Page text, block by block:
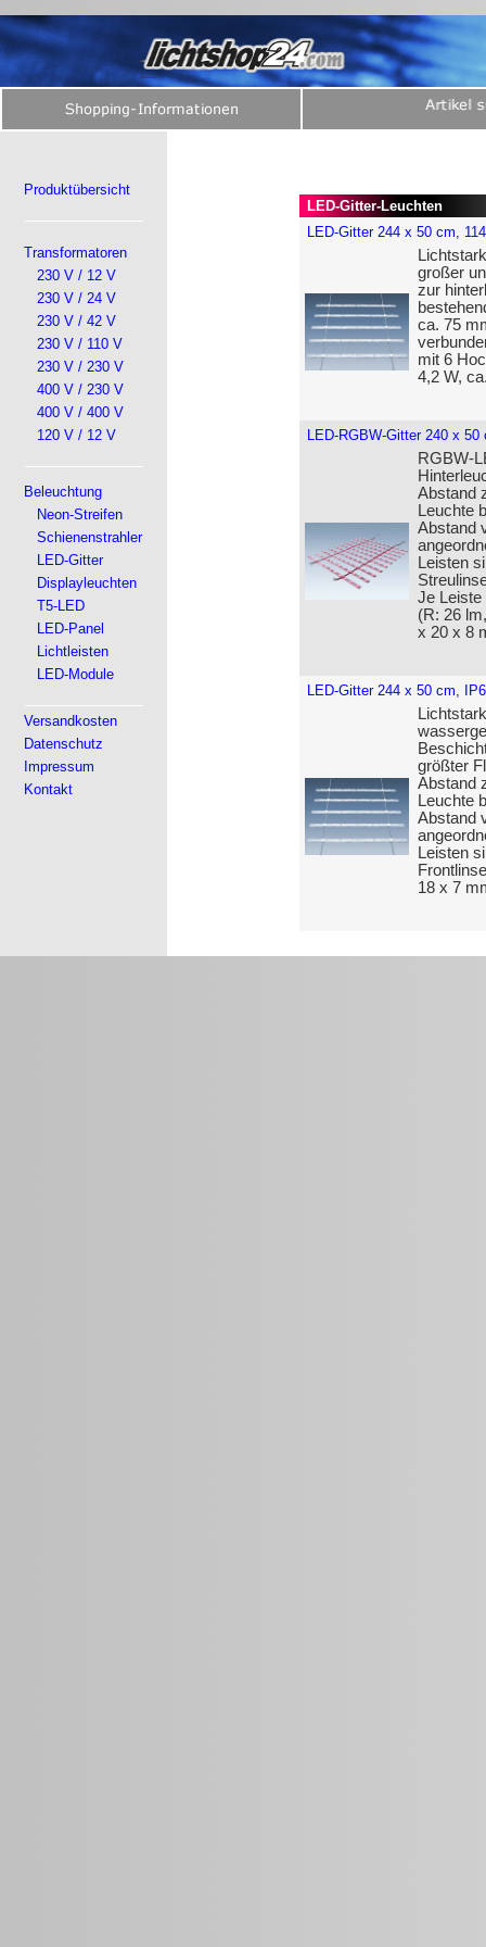
Produktübersicht
Transformatoren
230 V / 12 V
230 V / 24 V
230 V / 42 V
230 V / 110 V
230 V / 230 V
400 V / 230 V
400 V / 400 V
120 V / 12 V
Beleuchtung
Neon-Streifen
Schienenstrahler
LED-Gitter
Displayleuchten
T5-LED
LED-Panel
Lichtleisten
LED-Module
Versandkosten
Datenschutz
Impressum
Kontakt
LED-Gitter-Leuchten
LED-Gitter 244 x 50 cm,
großer
zur
ca. 75
mit 6
4,2 W,
LED-RGBW-Gitter 240 x 50
RGBW-
Abstand
Leuchte
Abstand
Leisten
Je Leiste
(R: 26
x 20 x 8
LED-Gitter 244 x 50 cm,
größter
Abstand
Leuchte
Abstand
Leisten
18 x 7